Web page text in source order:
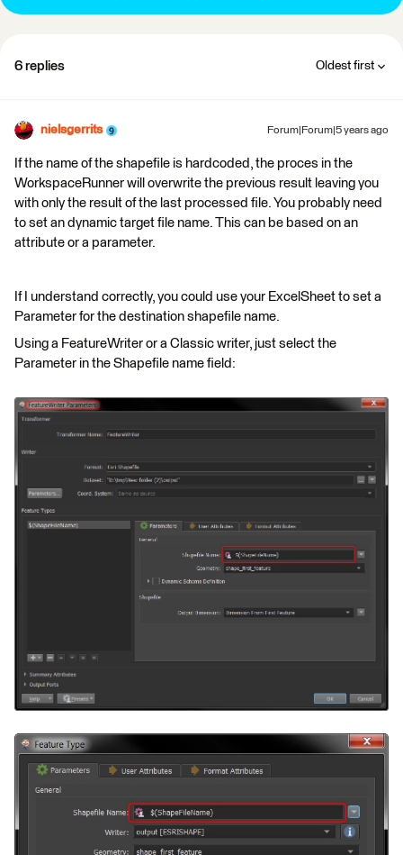
6 replies Oldest first
nielsgerrits Forum|Forum|5 years ago
If the name of the shapefile is hardcoded, the proces in the
WorkspaceRunner will overwrite the previous result leaving you
with only the result of the last processed file. You probably need
to set an dynamic target file name. This can be based on an
attribute or a parameter.
If I understand correctly, you could use your ExcelSheet to set a
Parameter for the destination shapefile name.
Using a FeatureWriter or a Classic writer, just select the
Parameter in the Shapefile name field: